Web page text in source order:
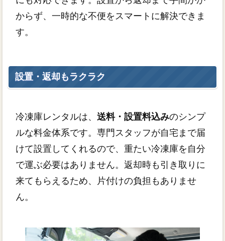
からず、一時的な不便をスマートに解決できま
す。
設置・返却もラクラク
冷凍庫レンタルは、 送料・設置料込みのシンプ
ルな料金体系です。専門スタッフが自宅まで届
けて設置してくれるので、重たい冷凍庫を自分
で運ぶ必要はありません。返却時も引き取りに
来てもらえるため、片付けの負担もありませ
ん。